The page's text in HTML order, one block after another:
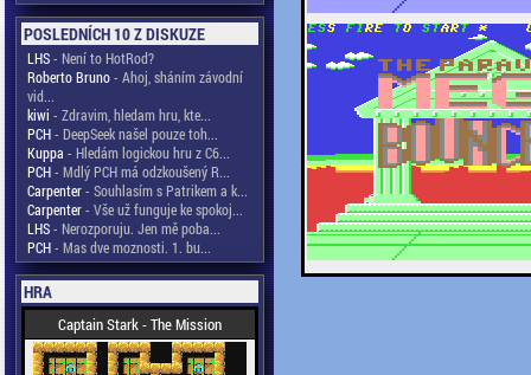
POSLEDNÍCH 10 Z DISKUZE
LHS- Není to HotRod?
Roberto Bruno- Ahoj, sháním závodní
vid...
kiwi - Zdravim, hledam hru, kte...
PCH- DeepSeek našel pouze toh...
Kuppa - Hledám logickou hru z C6...
PCH- Mdlý PCH má odzkoušený R...
Carpenter- Souhlasím s Patrikem a k...
Carpenter- Vše už funguje ke spokoj...
LHS- Nerozporuju. Jen mě poba...
PCH- Mas dve moznosti. 1. bu...
HRA
Captain Stark - The Mission